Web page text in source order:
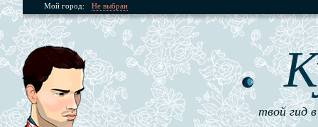
Мой город: Не выбран
твой гид